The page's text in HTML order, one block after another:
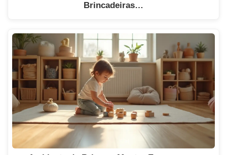
Brincadeiras…